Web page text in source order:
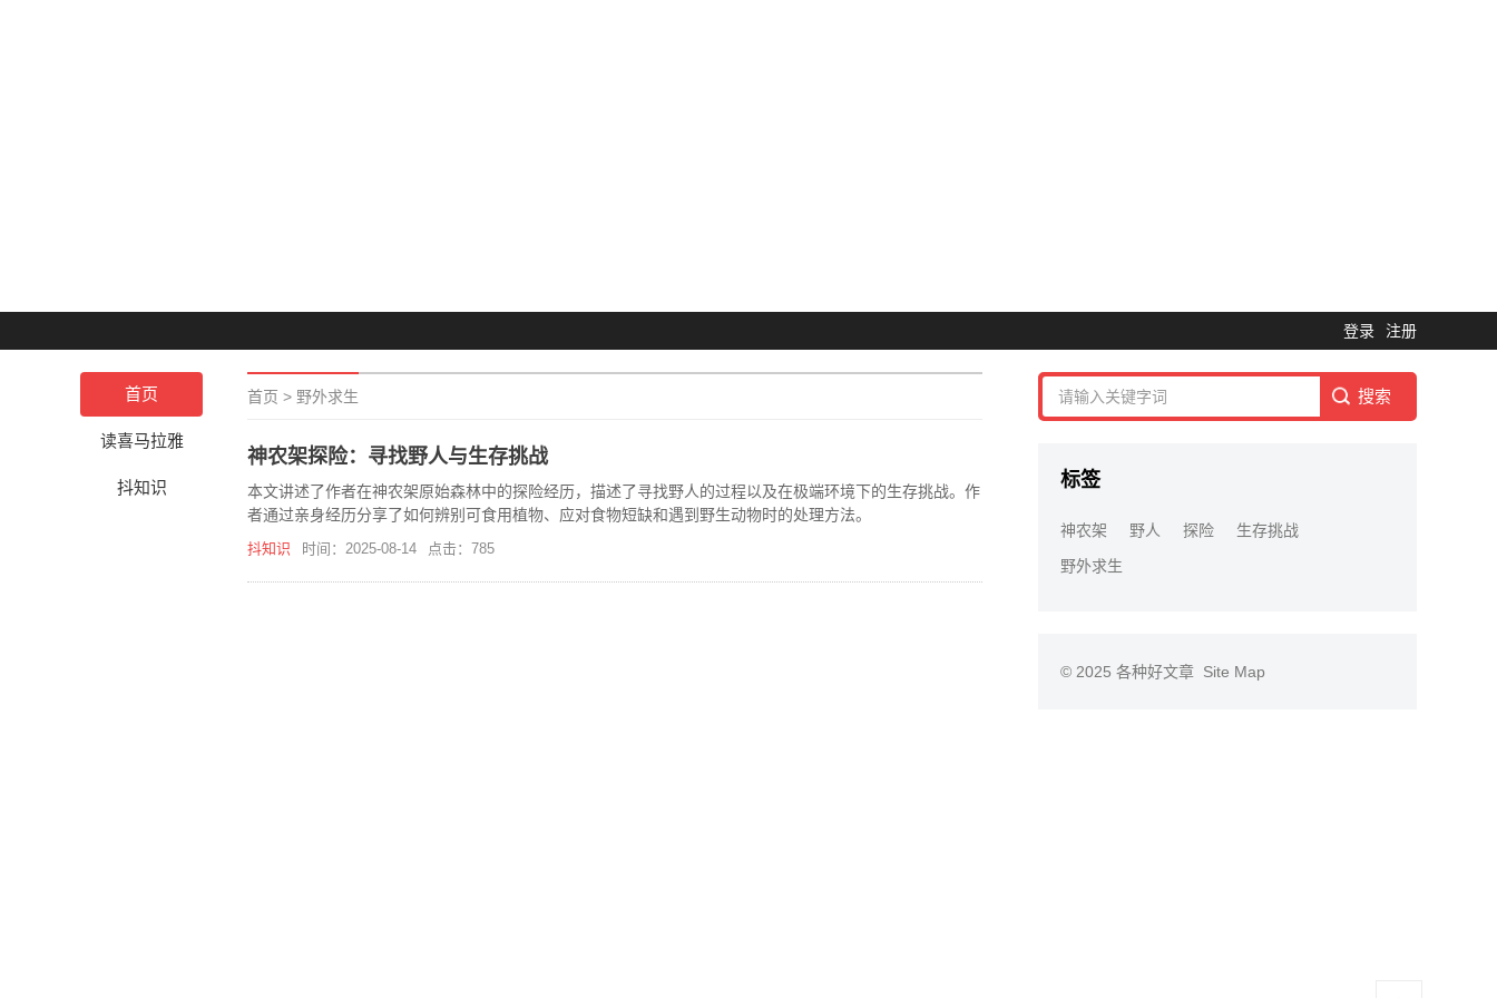
登录 注册
首页
读喜马拉雅
抖知识
首页 > 野外求生
神农架探险：寻找野人与生存挑战
本文讲述了作者在神农架原始森林中的探险经历，描述了寻找野人的过程以及在极端环境下的生存挑战。作
者通过亲身经历分享了如何辨别可食用植物、应对食物短缺和遇到野生动物时的处理方法。
抖知识 时间：2025-08-14 点击：785
标签
神农架 野人 探险
生存挑战
野外求生
© 2025 各种好文章 Site Map